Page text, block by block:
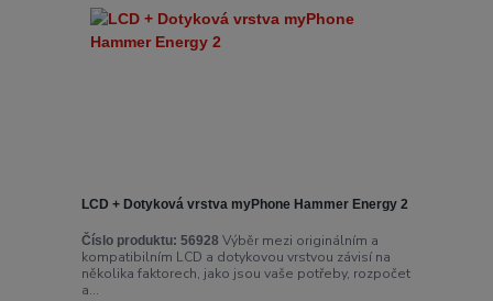
LCD + Dotyková vrstva myPhone Hammer Energy 2
Číslo produktu: 56928 Výběr mezi originálním a
kompatibilním LCD a dotykovou vrstvou závisí na
několika faktorech, jako jsou vaše potřeby, rozpočet
a...